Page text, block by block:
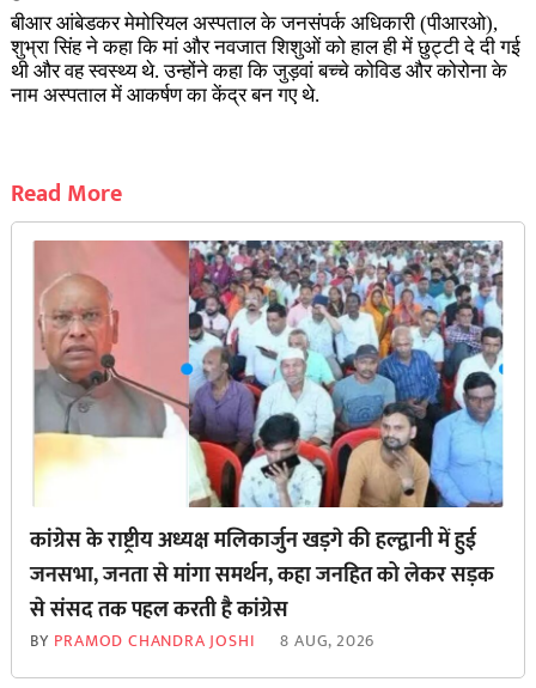
बीआर आंबेडकर मेमोरियल अस्पताल के जनसंपर्क अधिकारी (पीआरओ),
शुभ्रा सिंह ने कहा कि मां और नवजात शिशुओं को हाल ही में छुट्टी दे दी गई
थी और वह स्वस्थ्य थे. उन्होंने कहा कि जुड़वां बच्चे कोविड और कोरोना के
नाम अस्पताल में आकर्षण का केंद्र बन गए थे.
Read More
कांग्रेस के राष्ट्रीय अध्यक्ष मलिकार्जुन खड़गे की हल्द्वानी में हुई
जनसभा, जनता से मांगा समर्थन, कहा जनहित को लेकर सड़क
से ‌संसद तक पहल करती है कांग्रेस
BY PRAMOD CHANDRA JOSHI 8 AUG, 2026